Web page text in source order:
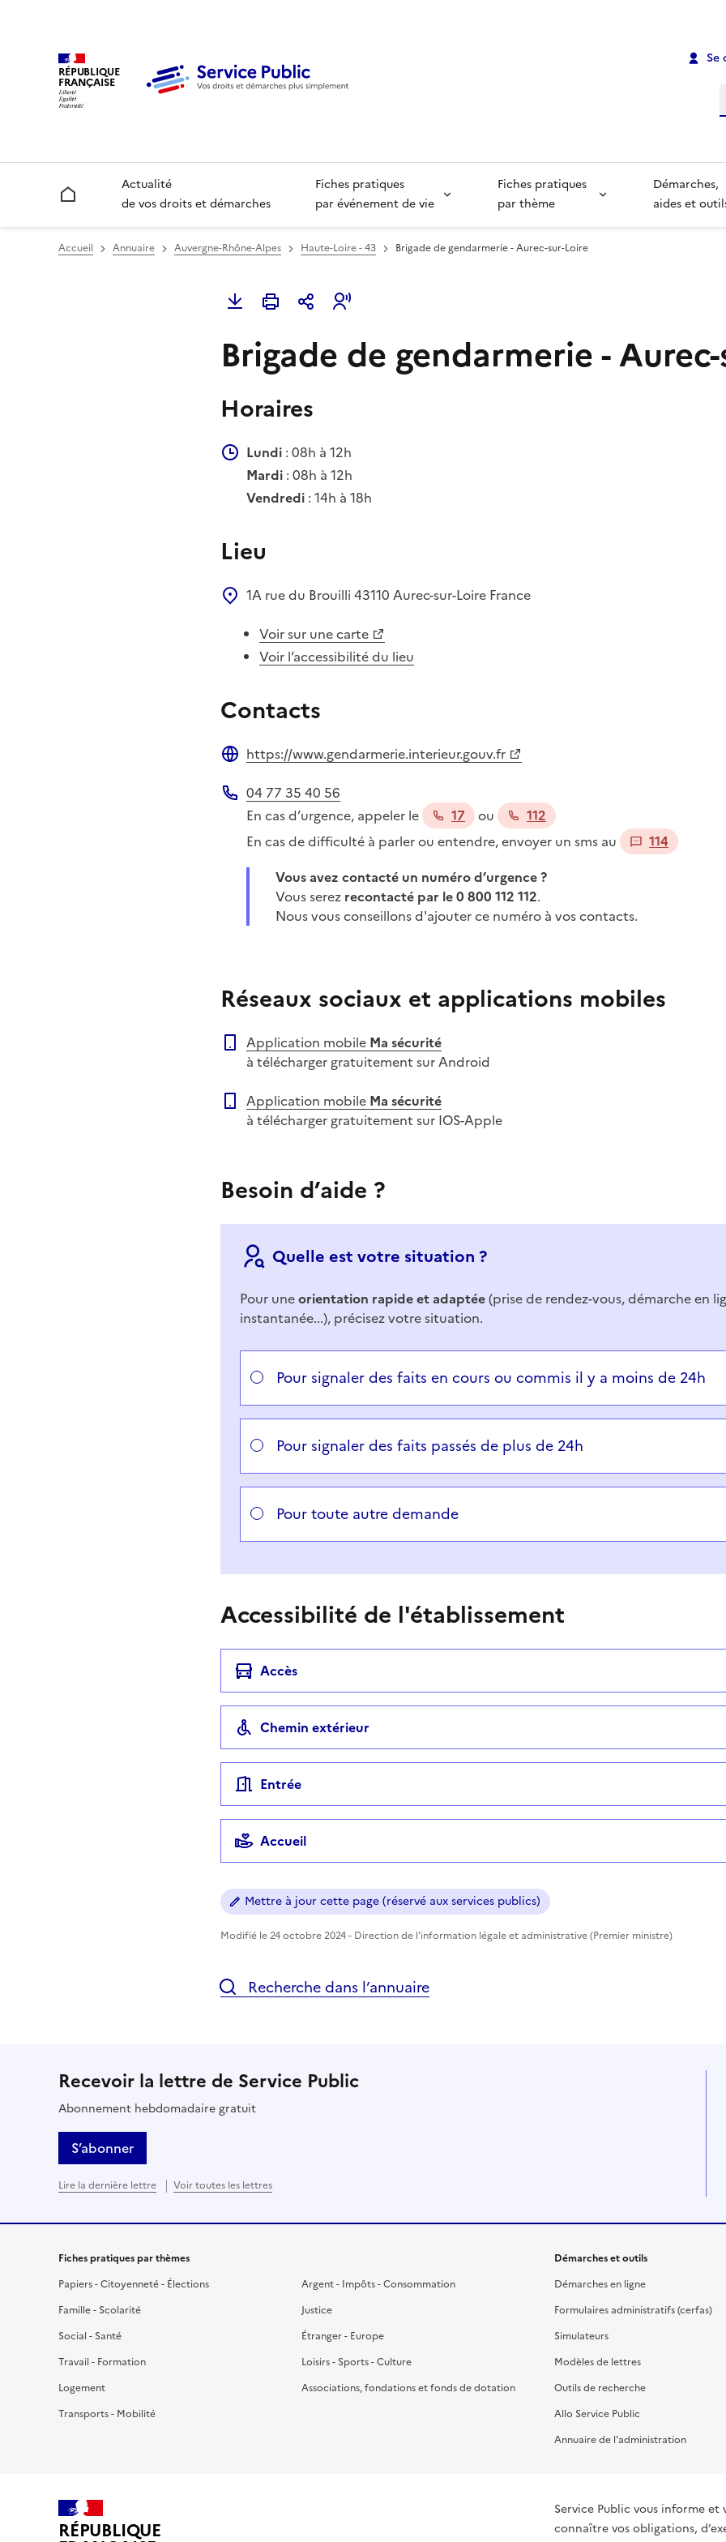
RÉPUBLIQUE
FRANÇAISE
Se
Accueil
Actualité
de vos droits et démarches
Fiches pratiques
par événement de vie
Fiches pratiques
par thème
Démarches,
aides et
Accueil Annuaire Auvergne-Rhône-Alpes Haute-Loire - 43 Brigade de gendarmerie - Aurec-sur-Loire
Brigade de gendarmerie -
Horaires
Lundi : 08h à 12h
Mardi : 08h à 12h
Vendredi : 14h à 18h
Lieu
1A rue du Brouilli 43110 Aurec-sur-Loire France
Voir sur une carte
Voir l’accessibilité du lieu
Contacts
https://www.gendarmerie.interieur.gouv.fr
Téléphone
04 77 35 40 56
En cas d’urgence, appeler le
17 ou
112
En cas de difficulté à parler ou entendre, envoyer un sms au
114
Vous avez contacté un numéro d’urgence ?
Vous serez recontacté par le 0 800 112 112.
Nous vous conseillons d'ajouter ce numéro à vos contacts.
Réseaux sociaux et applications mobiles
Application mobile Ma sécurité
à télécharger gratuitement sur Android
Application mobile Ma sécurité
à télécharger gratuitement sur IOS-Apple
Besoin d’aide ?
Quelle est votre situation ?
Pour uneorientation rapide et adaptée(prise de rendez-vous, démarche en
instantanée...), précisez votre situation.
Répondez aux questions successives et les réponses s’afficheront
Vous avez choisi
Pour signaler des faits en cours ou commis il y a moins de 24h
Pour signaler des faits passés de plus de 24h
Pour toute autre demande
Accessibilité de l'établissement
Accès
Chemin extérieur
Entrée
Accueil
Mettre à jour cette page (réservé aux services publics)
Modifié le 24 octobre 2024 - Direction de l'information légale et administrative (Premier ministre)
Recherche dans l’annuaire
Recevoir la lettre de Service Public
Abonnement hebdomadaire gratuit
S’abonner
Lire la dernière lettre Voir toutes les lettres
Fiches pratiques par thèmes
Papiers - Citoyenneté - Élections
Famille - Scolarité
Social - Santé
Travail - Formation
Logement
Transports - Mobilité
Argent - Impôts - Consommation
Justice
Étranger - Europe
Loisirs - Sports - Culture
Associations, fondations et fonds de dotation
Démarches et outils
Démarches en ligne
Formulaires administratifs (cerfas)
Simulateurs
Modèles de lettres
Outils de recherche
Allo Service Public
Annuaire de l'administration
RÉPUBLIQUE
Service Public vous informe
connaître vos obligations,